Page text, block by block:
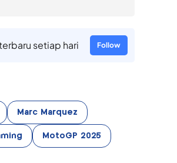
setiap hari Follow
Marc Marquez
MotoGP 2025